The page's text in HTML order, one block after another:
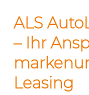
ALS
– Ihr
Leasing